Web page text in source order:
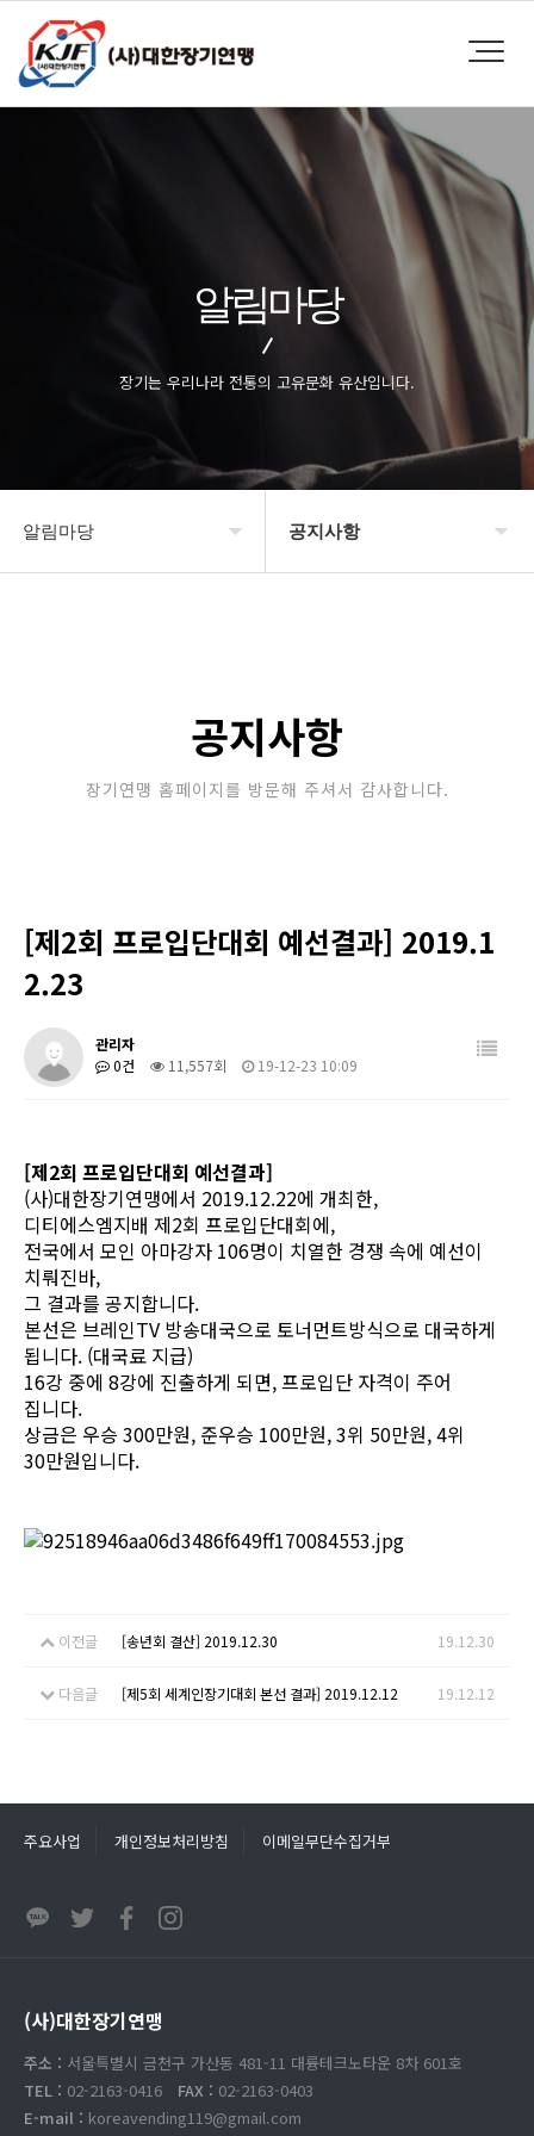
알림마당
장기는 우리나라 전통의 고유문화 유산입니다.
알림마당 공지사항
포토갤러리
공지사항
장기연맹 홈페이지를 방문해 주셔서 감사합니다.
[제2회 프로입단대회 예선결과] 2019.1
2.23
관리자
0건
11,557회 19-12-23 10:09
[제2회 프로입단대회 예선결과]
(사)대한장기연맹에서 2019.12.22에 개최한,
디티에스엠지배 제2회 프로입단대회에,
전국에서 모인 아마강자 106명이 치열한 경쟁 속에 예선이
치뤄진바,
그 결과를 공지합니다.
본선은 브레인TV 방송대국으로 토너먼트방식으로 대국하게
됩니다. (대국료 지급)
16강 중에 8강에 진출하게 되면, 프로입단 자격이 주어
집니다.
상금은 우승 300만원, 준우승 100만원, 3위 50만원, 4위
30만원입니다.
이전글 [송년회 결산] 2019.12.30 19.12.30
다음글 [제5회 세계인장기대회 본선 결과] 2019.12.12 19.12.12
주요사업 개인정보처리방침 이메일무단수집거부
(사)대한장기연맹
주소 : 서울특별시 금천구 가산동 481-11 대륭테크노타운 8차 601호
TEL : 02-2163-0416 FAX : 02-2163-0403
E-mail : koreavending119@gmail.com